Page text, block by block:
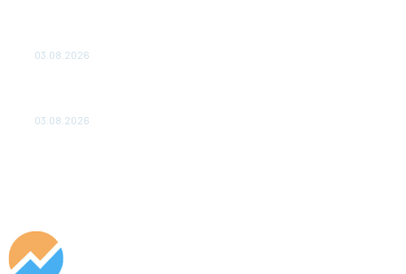
03.08.2026
03.08.2026